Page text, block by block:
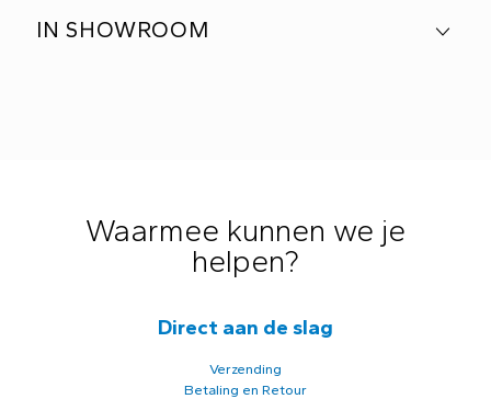
IN SHOWROOM
Waarmee kunnen we je
helpen?
Direct aan de slag
Verzending
Betaling en Retour